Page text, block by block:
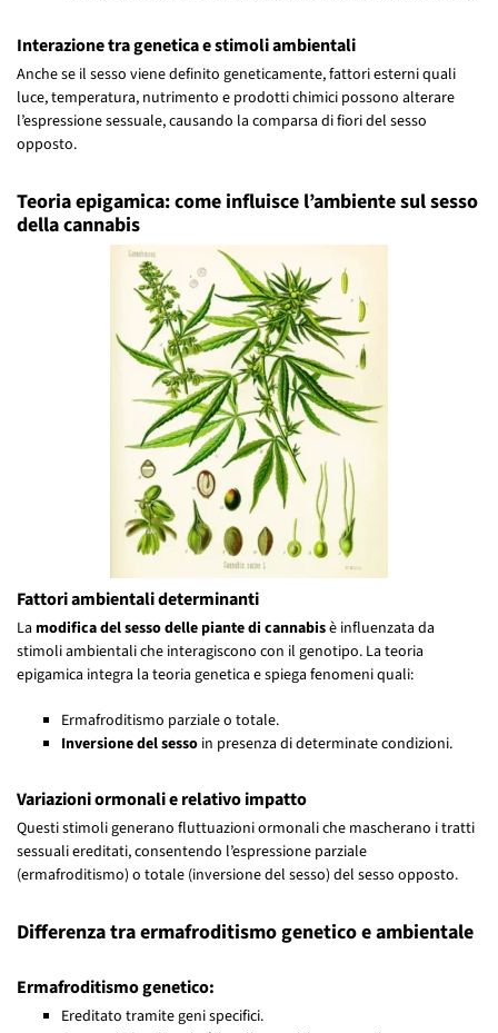
Interazione tra genetica e stimoli ambientali
Anche se il sesso viene definito geneticamente, fattori esterni quali
luce, temperatura, nutrimento e prodotti chimici possono alterare
l’espressione sessuale, causando la comparsa di fiori del sesso
opposto.
Teoria epigamica: come influisce l’ambiente sul sesso
della cannabis
Fattori ambientali determinanti
La modifica del sesso delle piante di cannabisè influenzata da
stimoli ambientali che interagiscono con il genotipo. La teoria
epigamica integra la teoria genetica e spiega fenomeni quali:
Ermafroditismo parziale o totale.
Inversione del sesso in presenza di determinate condizioni.
Variazioni ormonali e relativo impatto
Questi stimoli generano fluttuazioni ormonali che mascherano i tratti
sessuali ereditati, consentendo l’espressione parziale
(ermafroditismo) o totale (inversione del sesso) del sesso opposto.
Differenza tra ermafroditismo genetico e ambientale
Ermafroditismo genetico:
Ereditato tramite geni specifici.